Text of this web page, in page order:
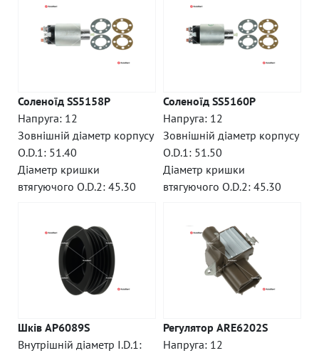
Соленоїд SS5158P
Напруга: 12
Зовнішній діаметр корпусу
O.D.1: 51.40
Діаметр кришки
втягуючого O.D.2: 45.30
Соленоїд SS5160P
Напруга: 12
Зовнішній діаметр корпусу
O.D.1: 51.50
Діаметр кришки
втягуючого O.D.2: 45.30
Шків AP6089S
Внутрішній діаметр I.D.1:
Регулятор ARE6202S
Напруга: 12